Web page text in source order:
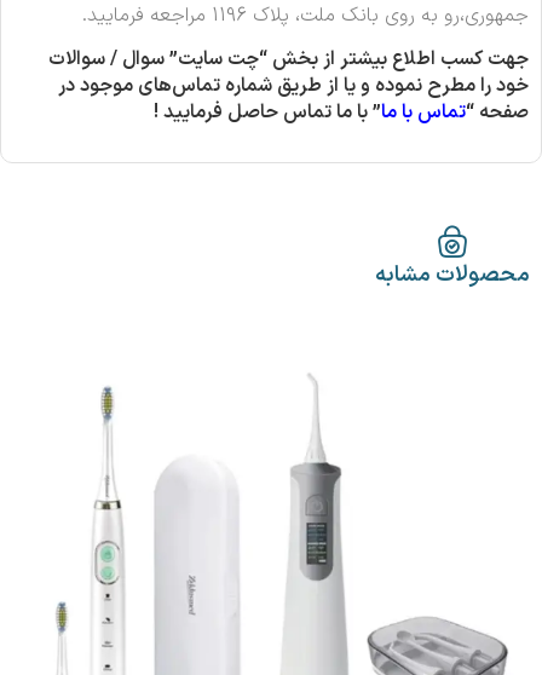
جمهوری،رو به روی بانک ملت، پلاک 1196 مراجعه فرمایید.
جهت کسب اطلاع بیشتر از بخش “چت سایت” سوال / سوالات
خود را مطرح نموده و یا از طریق شماره تماس‌های موجود در
صفحه “تماس با ما” با ما تماس حاصل فرمایید !
محصولات مشابه